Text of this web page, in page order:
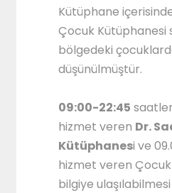
Kütüphane
Çocuk Kütüphanesi
bölgedeki
düşünülmüştür.
09:00-22:45
hizmet veren Dr.
Kütüphanesi ve
hizmet veren
bilgiye